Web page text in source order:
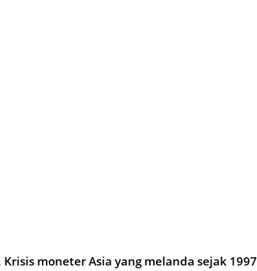
moneter Asia yang melanda sejak 1997